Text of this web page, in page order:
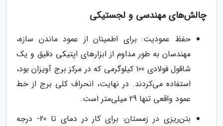
چالش‌های مهندسی و لجستیکی
حفظ عمودیت: برای اطمینان از عمود ماندن سازه،
مهندسان به طور مداوم از ابزارهای اپتیکی دقیق و یک
شاقول فولادی 100 کیلوگرمی که در مرکز برج آویزان بود،
استفاده می‌کردند. در نهایت، انحراف کلی برج از خط
عمود واقعی تنها 29 میلی‌متر است.
بتن‌ریزی در زمستان: برای کار در دمای تا 20- درجه